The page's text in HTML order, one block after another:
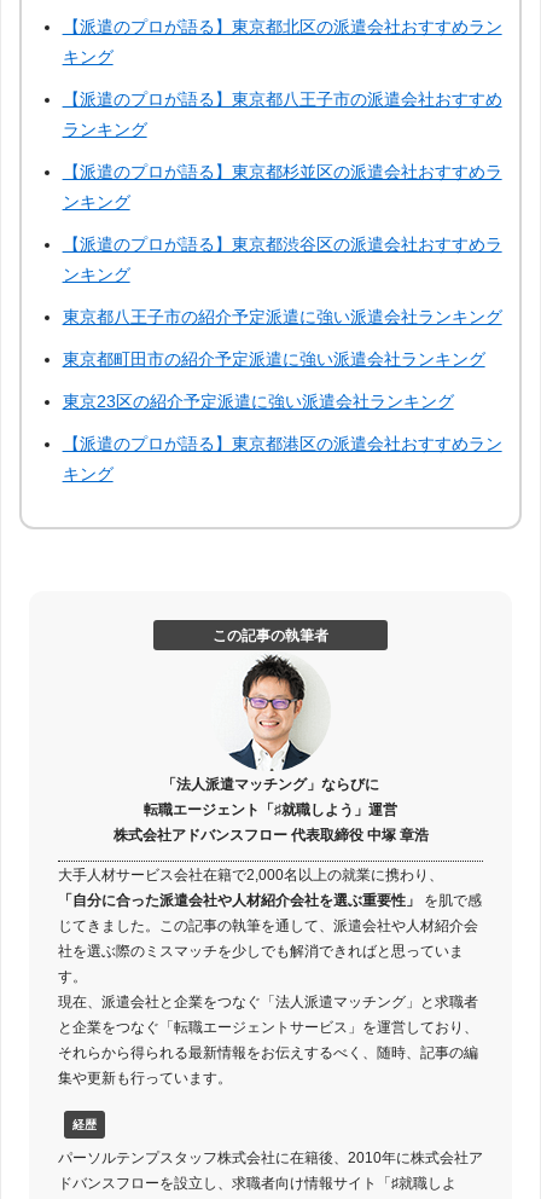
【派遣のプロが語る】東京都北区の派遣会社おすすめラン
キング
【派遣のプロが語る】東京都八王子市の派遣会社おすすめ
ランキング
【派遣のプロが語る】東京都杉並区の派遣会社おすすめラ
ンキング
【派遣のプロが語る】東京都渋谷区の派遣会社おすすめラ
ンキング
東京都八王子市の紹介予定派遣に強い派遣会社ランキング
東京都町田市の紹介予定派遣に強い派遣会社ランキング
東京23区の紹介予定派遣に強い派遣会社ランキング
【派遣のプロが語る】東京都港区の派遣会社おすすめラン
キング
この記事の執筆者
「法人派遣マッチング」ならびに
転職エージェント「♯就職しよう」運営
株式会社アドバンスフロー 代表取締役 中塚 章浩
大手人材サービス会社在籍で2,000名以上の就業に携わり、
「自分に合った派遣会社や人材紹介会社を選ぶ重要性」
を肌で感
じてきました。この記事の執筆を通して、派遣会社や人材紹介会
社を選ぶ際のミスマッチを少しでも解消できればと思っていま
す。
現在、派遣会社と企業をつなぐ「法人派遣マッチング」と求職者
と企業をつなぐ「転職エージェントサービス」を運営しており、
それらから得られる最新情報をお伝えするべく、随時、記事の編
集や更新も行っています。
経歴
パーソルテンプスタッフ株式会社に在籍後、2010年に株式会社ア
ドバンスフローを設立し、求職者向け情報サイト「♯就職しよ